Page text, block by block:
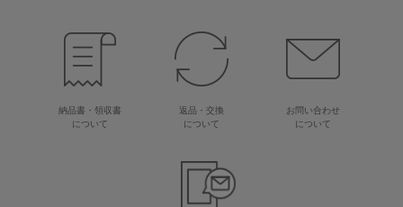
納品書・領収書
について
返品・交換
について
お問い合わせ
について